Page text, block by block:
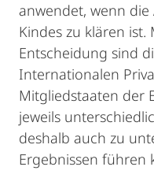
anwendet, wenn
Kindes zu klären
Entscheidung sind
Internationalen
Mitgliedstaaten der
jeweils
deshalb auch zu
Ergebnissen führen